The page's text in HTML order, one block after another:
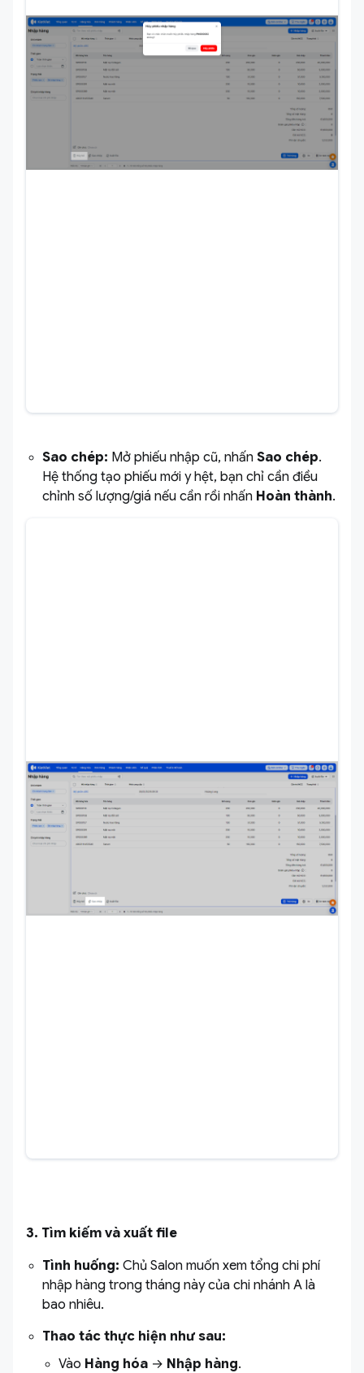
Sao chép: Mở phiếu nhập cũ, nhấn Sao chép.
Hệ thống tạo phiếu mới y hệt, bạn chỉ cần điều
chỉnh số lượng/giá nếu cần rồi nhấn Hoàn thành.
3. Tìm kiếm và xuất file
Tình huống: Chủ Salon muốn xem tổng chi phí
nhập hàng trong tháng này của chi nhánh A là
bao nhiêu.
Thao tác thực hiện như sau:
Vào Hàng hóa → Nhập hàng.